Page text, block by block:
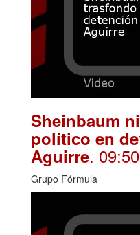
Sheinbaum
político en
Aguirre. 09:50
Grupo Fórmula